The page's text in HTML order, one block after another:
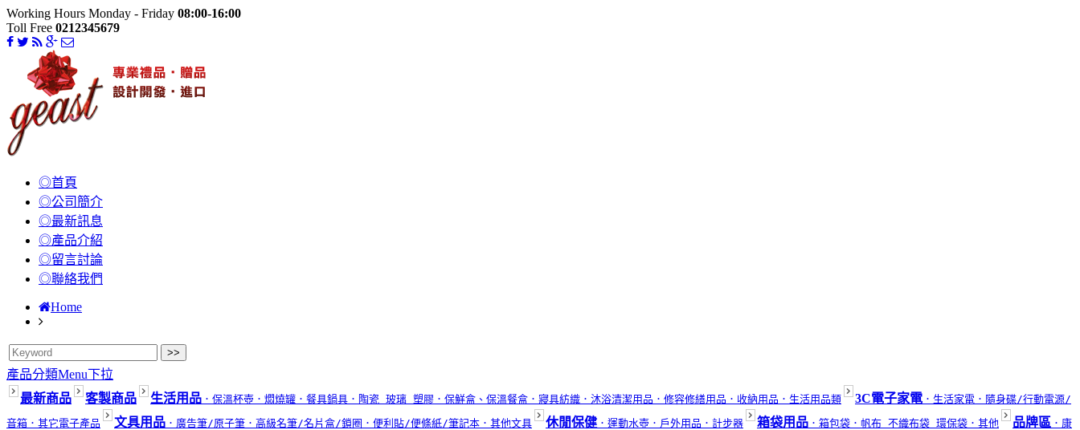
Working Hours Monday - Friday 08:00-16:00
Toll Free 0212345679
◎首頁
◎公司簡介
◎最新訊息
◎產品介紹
◎留言討論
◎聯絡我們
Home
產品分類Menu下拉
最新商品
客製商品 生活用品 ．保溫杯壺 ．燜燒罐 ．餐具鍋具 ．陶瓷 玻璃 塑膠 ．保鮮盒、保溫餐盒 ．寢具紡織 ．沐浴清潔用品 ．修容修繕用品 ．收納用品 ．生活用品類 3C電子家電 ．生活家電 ．隨身碟/行動電源/
音箱 ．其它電子產品 文具用品 ．廣告筆/原子筆 ．高級名筆/名片盒/鎖圈 ．便利貼/便條紙/筆記本 ．其他文具 休閒保健 ．運動水壺 ．戶外用品 ．計步器 箱袋用品 ．箱包袋 ．帆布 不織布袋 環保袋 ．其他 品牌區 ．康